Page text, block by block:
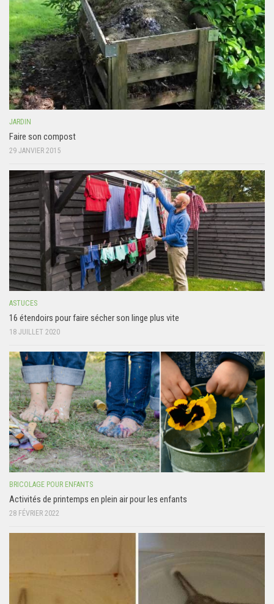
JARDIN
Faire son compost
29 JANVIER 2015
ASTUCES
16 étendoirs pour faire sécher son linge plus vite
18 JUILLET 2020
BRICOLAGE POUR ENFANTS
Activités de printemps en plein air pour les enfants
28 FÉVRIER 2022